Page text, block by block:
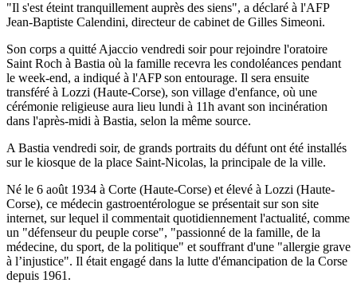
"Il s'est éteint tranquillement auprès des siens", a déclaré à l'AFP
Jean-Baptiste Calendini, directeur de cabinet de Gilles Simeoni.
Son corps a quitté Ajaccio vendredi soir pour rejoindre l'oratoire
Saint Roch à Bastia où la famille recevra les condoléances pendant
le week-end, a indiqué à l'AFP son entourage. Il sera ensuite
transféré à Lozzi (Haute-Corse), son village d'enfance, où une
cérémonie religieuse aura lieu lundi à 11h avant son incinération
dans l'après-midi à Bastia, selon la même source.
A Bastia vendredi soir, de grands portraits du défunt ont été installés
sur le kiosque de la place Saint-Nicolas, la principale de la ville.
Né le 6 août 1934 à Corte (Haute-Corse) et élevé à Lozzi (Haute-
Corse), ce médecin gastroentérologue se présentait sur son site
internet, sur lequel il commentait quotidiennement l'actualité, comme
un "défenseur du peuple corse", "passionné de la famille, de la
médecine, du sport, de la politique" et souffrant d'une "allergie grave
à l’injustice". Il était engagé dans la lutte d'émancipation de la Corse
depuis 1961.